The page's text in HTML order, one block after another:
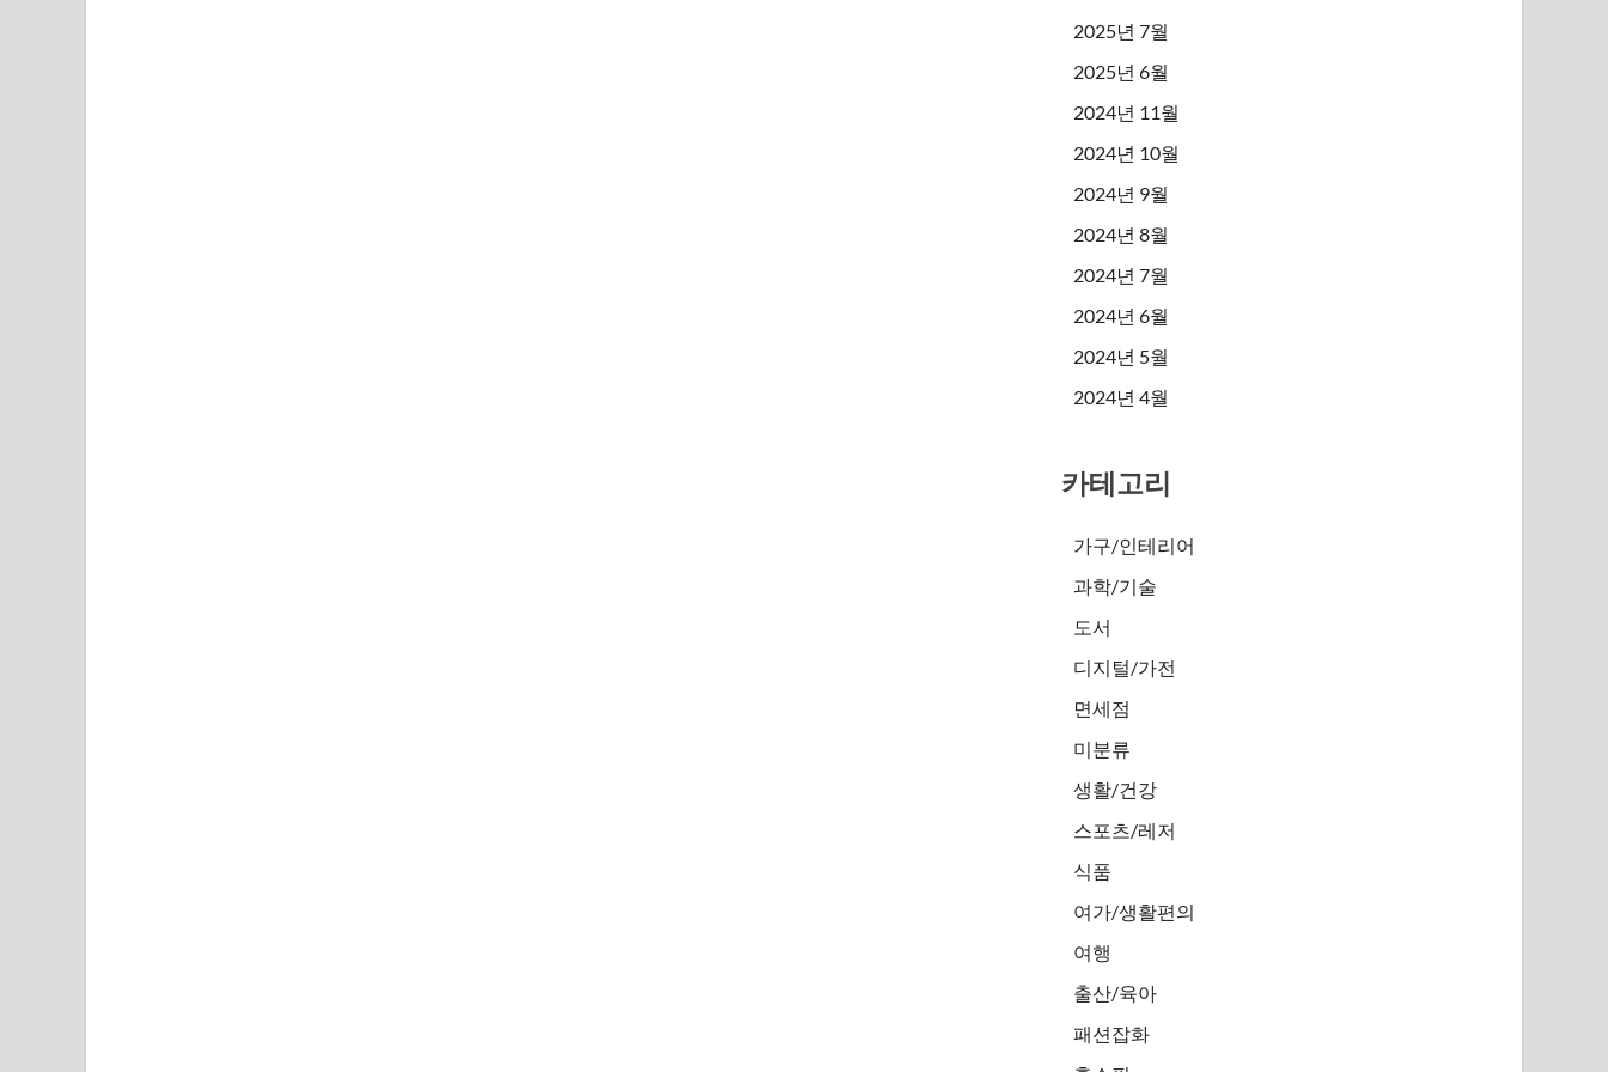
2025년 7월
2025년 6월
2024년 11월
2024년 10월
2024년 9월
2024년 8월
2024년 7월
2024년 6월
2024년 5월
2024년 4월
카테고리
가구/인테리어
과학/기술
도서
디지털/가전
면세점
미분류
생활/건강
스포츠/레저
식품
여가/생활편의
여행
출산/육아
패션잡화